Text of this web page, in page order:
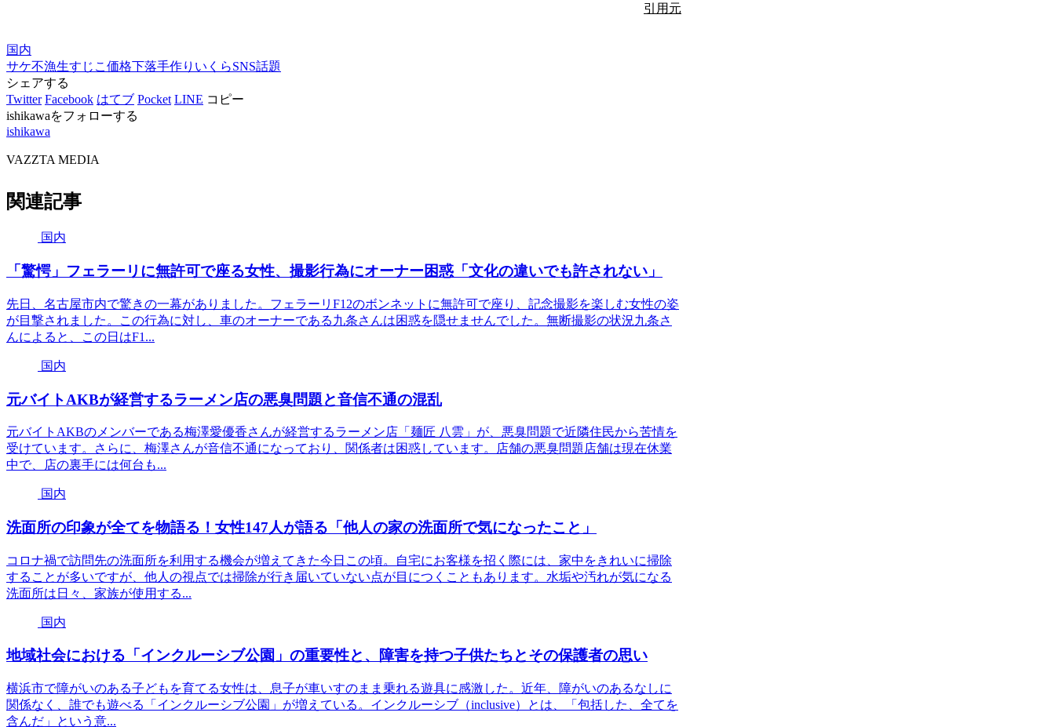
引用元
国内
サケ不漁生すじこ 価格下落手作りいくらSNS話題
シェアする
Twitter Facebook はてブ Pocket LINE コピー
ishikawaをフォローする
ishikawa
VAZZTA MEDIA
関連記事
国内
「驚愕」フェラーリに無許可で座る女性、撮影行為にオーナー困惑「文化の違いでも許されない」
先日、名古屋市内で驚きの一幕がありました。フェラーリF12のボンネットに無許可で座り、記念撮影を楽しむ女性の姿
が目撃されました。この行為に対し、車のオーナーである九条さんは困惑を隠せませんでした。無断撮影の状況九条さ
んによると、この日はF1...
国内
元バイトAKBが経営するラーメン店の悪臭問題と音信不通の混乱
元バイトAKBのメンバーである梅澤愛優香さんが経営するラーメン店「麺匠 八雲」が、悪臭問題で近隣住民から苦情を
受けています。さらに、梅澤さんが音信不通になっており、関係者は困惑しています。店舗の悪臭問題店舗は現在休業
中で、店の裏手には何台も...
国内
洗面所の印象が全てを物語る！女性147人が語る「他人の家の洗面所で気になったこと」
コロナ禍で訪問先の洗面所を利用する機会が増えてきた今日この頃。自宅にお客様を招く際には、家中をきれいに掃除
することが多いですが、他人の視点では掃除が行き届いていない点が目につくこともあります。水垢や汚れが気になる
洗面所は日々、家族が使用する...
国内
地域社会における「インクルーシブ公園」の重要性と、障害を持つ子供たちとその保護者の思い
横浜市で障がいのある子どもを育てる女性は、息子が車いすのまま乗れる遊具に感激した。近年、障がいのあるなしに
関係なく、誰でも遊べる「インクルーシブ公園」が増えている。インクルーシブ（inclusive）とは、「包括した、全てを
含んだ」という意...